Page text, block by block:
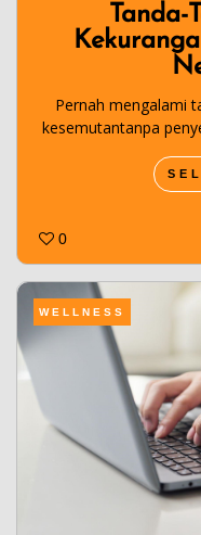
Pernah mengalami
kesemutantanpa
0
WELLNESS